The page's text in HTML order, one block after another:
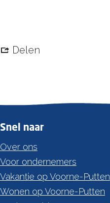
Delen
Snel naar
Over ons
Voor ondernemers
Vakantie op Voorne-Putten
Wonen op Voorne-Putten